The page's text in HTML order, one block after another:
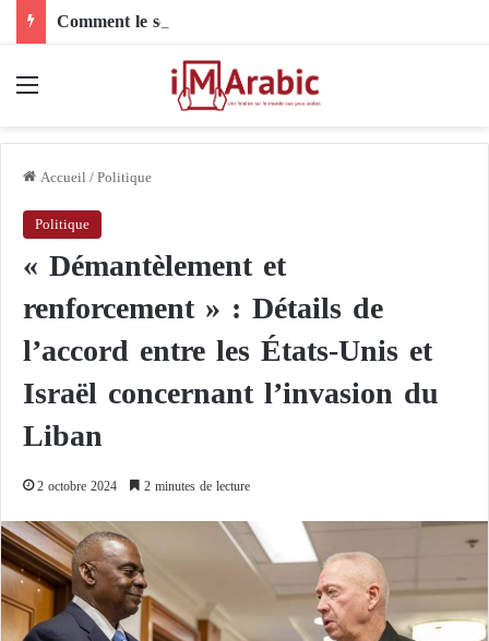
Accueil/Politique
Politique
« Démantèlement et
renforcement » : Détails de
l’accord entre les États-Unis et
Israël concernant l’invasion du
Liban
2 octobre 2024 2 minutes de lecture